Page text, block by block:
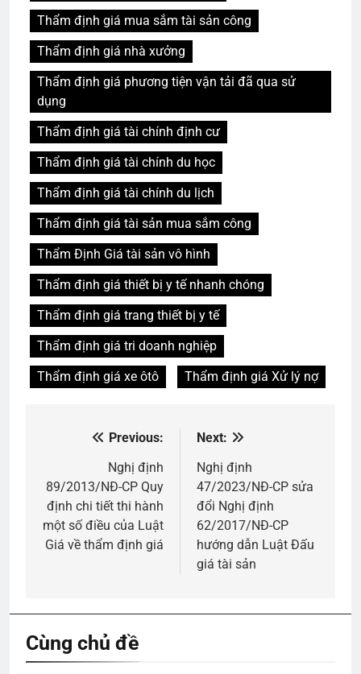
Thẩm định giá mua sắm tài sản công
Thẩm định giá nhà xưởng
Thẩm định giá phương tiện vận tải đã qua sử
dụng
Thẩm định giá tài chính định cư
Thẩm định giá tài chính du học
Thẩm định giá tài chính du lịch
Thẩm định giá tài sản mua sắm công
Thẩm Định Giá tài sản vô hình
Thẩm định giá thiết bị y tế nhanh chóng
Thẩm định giá trang thiết bị y tế
Thẩm định giá tri doanh nghiệp
Thẩm định giá xe ôtô
Thẩm định giá Xử lý nợ
bài
viết
Previous:
Nghị định
89/2013/NĐ-CP Quy
định chi tiết thi hành
một số điều của Luật
Giá về thẩm định giá
Next:
Nghị định
47/2023/NĐ-CP sửa
đổi Nghị định
62/2017/NĐ-CP
hướng dẫn Luật Đấu
giá tài sản
Cùng chủ đề